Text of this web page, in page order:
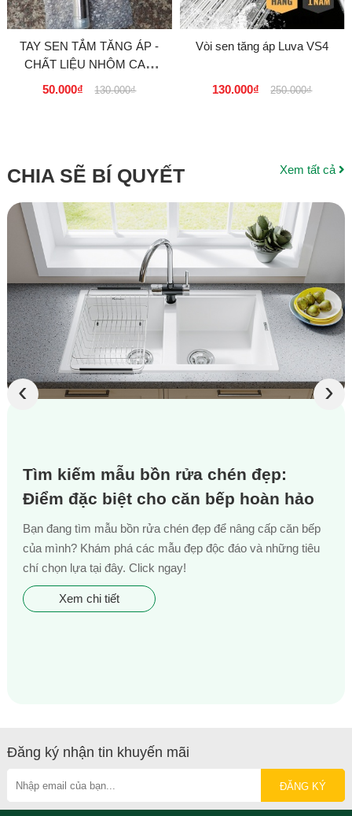
TAY SEN TẮM TĂNG ÁP -
CHẤT LIỆU NHÔM CAO
CẤP SENKA THAILAND
50.000₫ 130.000₫
Vòi sen tăng áp Luva VS4
130.000₫ 250.000₫
CHIA SẼ BÍ QUYẾT Xem tất cả
Tìm kiếm mẫu bồn rửa chén đẹp:
Điểm đặc biệt cho căn bếp hoàn hảo
Bạn đang tìm mẫu bồn rửa chén đẹp để nâng cấp căn bếp
của mình? Khám phá các mẫu đẹp độc đáo và những tiêu
chí chọn lựa tại đây. Click ngay!
Xem chi tiết
‹ ›
Đăng ký nhận tin khuyến mãi